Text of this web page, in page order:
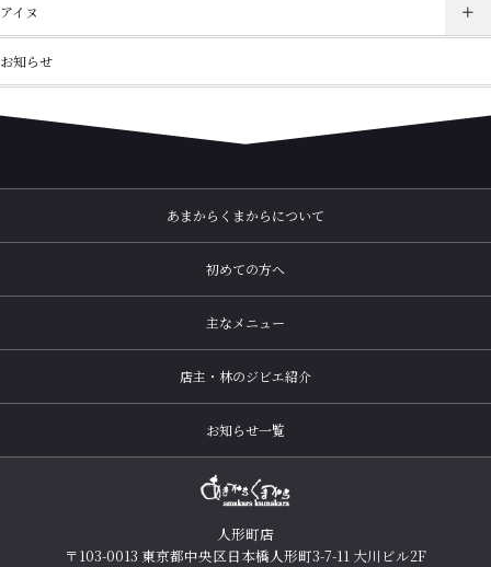
アイヌ
お知らせ
あまからくまからについて
初めての方へ
主なメニュー
店主・林のジビエ紹介
お知らせ一覧
人形町店
〒103-0013 東京都中央区日本橋人形町3-7-11 大川ビル2F